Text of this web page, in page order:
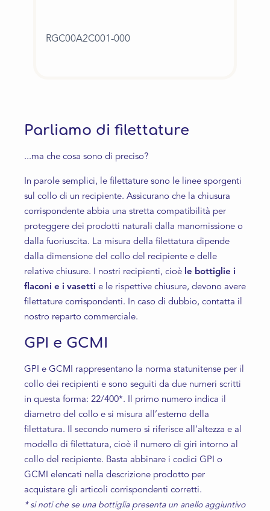
RGC00A2C001-000
Parliamo di filettature
...ma che cosa sono di preciso?
In parole semplici, le filettature sono le linee sporgenti
sul collo di un recipiente. Assicurano che la chiusura
corrispondente abbia una stretta compatibilità per
proteggere dei prodotti naturali dalla manomissione o
dalla fuoriuscita. La misura della filettatura dipende
dalla dimensione del collo del recipiente e delle
relative chiusure. I nostri recipienti, cioè le bottiglie i
flaconi e i vasetti e le rispettive chiusure, devono avere
filettature corrispondenti. In caso di dubbio, contatta il
nostro reparto commerciale.
GPI e GCMI
GPI e GCMI rappresentano la norma statunitense per il
collo dei recipienti e sono seguiti da due numeri scritti
in questa forma: 22/400*. Il primo numero indica il
diametro del collo e si misura all’esterno della
filettatura. Il secondo numero si riferisce all’altezza e al
modello di filettatura, cioè il numero di giri intorno al
collo del recipiente. Basta abbinare i codici GPI o
GCMI elencati nella descrizione prodotto per
acquistare gli articoli corrispondenti corretti.
* si noti che se una bottiglia presenta un anello aggiuntivo